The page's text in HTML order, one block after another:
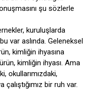
şu sözlerle
kuruluşlarda
var aslında. Geleneksel
kimliğin ihyasına
kimliğin ihyası. Ama
okullarımızdaki,
bir ruh var.